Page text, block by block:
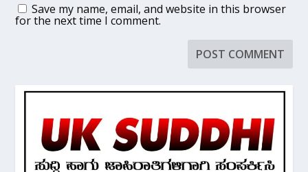
Save my name, email, and website in this browser
for the next time I comment.